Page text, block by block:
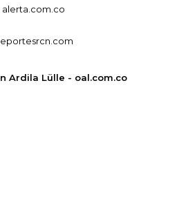
alerta.com.co
Ardila Lülle - oal.com.co